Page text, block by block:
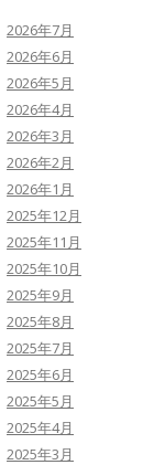
2026年7月
2026年6月
2026年5月
2026年4月
2026年3月
2026年2月
2026年1月
2025年12月
2025年11月
2025年10月
2025年9月
2025年8月
2025年7月
2025年6月
2025年5月
2025年4月
2025年3月